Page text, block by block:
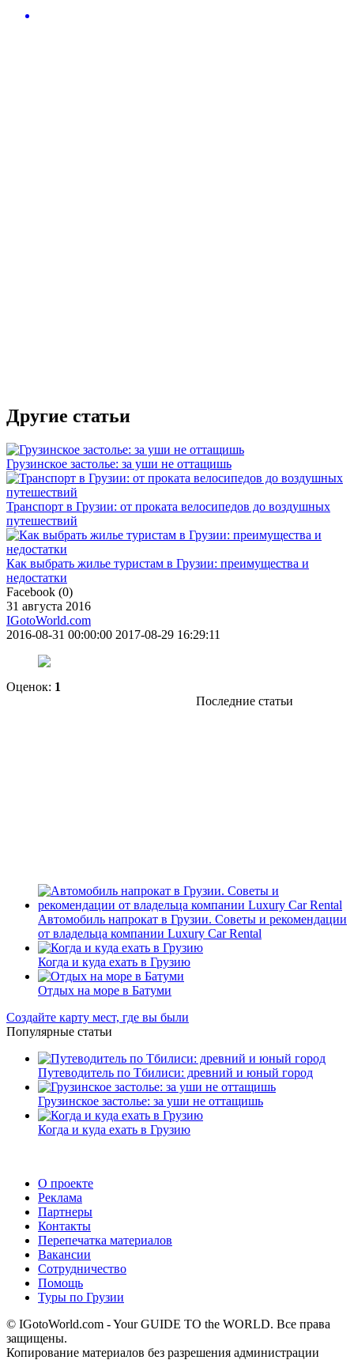
Другие статьи
Грузинское застолье: за уши не оттащишь
Транспорт в Грузии: от проката велосипедов до воздушных
путешествий
Как выбрать жилье туристам в Грузии: преимущества и
недостатки
Facebook (0)
31 августа 2016
IGotoWorld.com
2016-08-31 00:00:00 2017-08-29 16:29:11
Оценок: 1
Последние статьи
Автомобиль напрокат в Грузии. Советы и рекомендации
от владельца компании Luxury Car Rental
Когда и куда ехать в Грузию
Отдых на море в Батуми
Создайте карту мест, где вы были
Популярные статьи
Путеводитель по Тбилиси: древний и юный город
Грузинское застолье: за уши не оттащишь
Когда и куда ехать в Грузию
О проекте
Реклама
Партнеры
Контакты
Перепечатка материалов
Вакансии
Сотрудничество
Помощь
Туры по Грузии
© IGotoWorld.com - Your GUIDE TO the WORLD. Все права
защищены.
Копирование материалов без разрешения администрации